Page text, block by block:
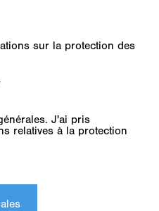
sur la protection des
relatives à la protection